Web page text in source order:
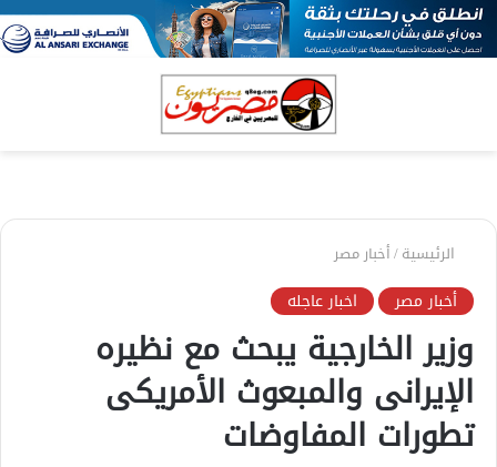
الرئيسية/أخبار مصر
أخبار مصر اخبار عاجله
وزير الخارجية يبحث مع نظيره
الإيرانى والمبعوث الأمريكى
تطورات المفاوضات